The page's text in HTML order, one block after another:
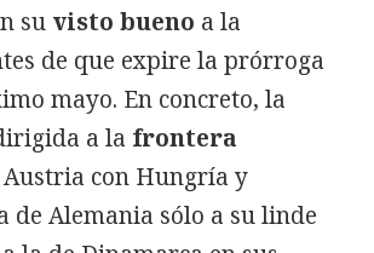
su visto bueno a la
de que expire la prórroga
mayo. En concreto, la
a la frontera
Austria con Hungría y
de Alemania sólo a su linde